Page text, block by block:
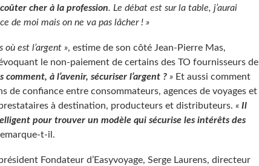
cher à la profession. Le débat est sur la table, j’aurai
de moi mais on ne va pas lâcher ! »
où est l’argent », estime de son côté Jean-Pierre Mas,
le non-paiement de certains des TO fournisseurs de
comment, à l’avenir, sécuriser l’argent ?»Et aussi comment
de confiance entre consommateurs, agences de voyages et
à destination, producteurs et distributeurs. « Il
pour trouver un modèle qui sécurise les intérêts des
t-il.
Fondateur d’Easyvoyage, Serge Laurens, directeur